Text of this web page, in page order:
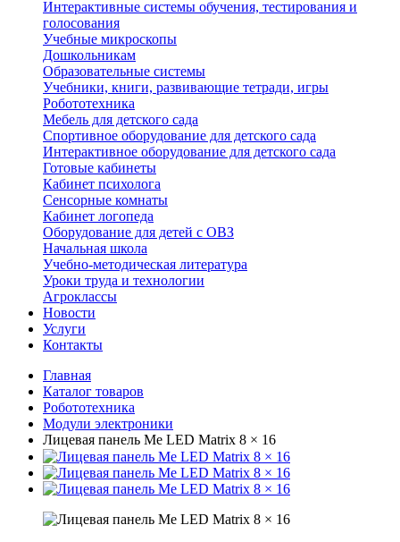
Интерактивные системы обучения, тестирования и
голосования
Учебные микроскопы
Дошкольникам
Образовательные системы
Учебники, книги, развивающие тетради, игры
Робототехника
Мебель для детского сада
Спортивное оборудование для детского сада
Интерактивное оборудование для детского сада
Готовые кабинеты
Кабинет психолога
Сенсорные комнаты
Кабинет логопеда
Оборудование для детей с ОВЗ
Начальная школа
Учебно-методическая литература
Уроки труда и технологии
Агроклассы
Новости
Услуги
Контакты
Главная
Каталог товаров
Робототехника
Модули электроники
Лицевая панель Me LED Matrix 8 × 16